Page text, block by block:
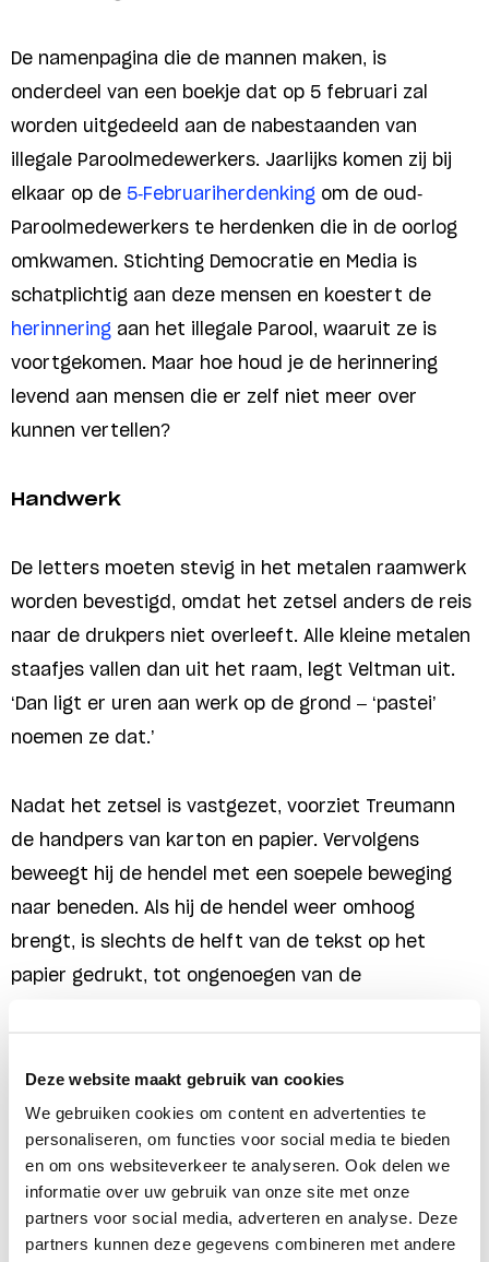
Deze website maakt gebruik van cookies
We gebruiken cookies om content en advertenties te
personaliseren, om functies voor social media te bieden
en om ons websiteverkeer te analyseren. Ook delen we
informatie over uw gebruik van onze site met onze
partners voor social media, adverteren en analyse. Deze
partners kunnen deze gegevens combineren met andere
De namenpagina die de mannen maken, is
onderdeel van een boekje dat op 5 februari zal
worden uitgedeeld aan de nabestaanden van
illegale Paroolmedewerkers. Jaarlijks komen zij bij
elkaar op de 5-Februariherdenking om de oud-
Paroolmedewerkers te herdenken die in de oorlog
omkwamen. Stichting Democratie en Media is
schatplichtig aan deze mensen en koestert de
herinnering aan het illegale Parool, waaruit ze is
voortgekomen. Maar hoe houd je de herinnering
levend aan mensen die er zelf niet meer over
kunnen vertellen?
Handwerk
De letters moeten stevig in het metalen raamwerk
worden bevestigd, omdat het zetsel anders de reis
naar de drukpers niet overleeft. Alle kleine metalen
staafjes vallen dan uit het raam, legt Veltman uit.
‘Dan ligt er uren aan werk op de grond – ‘pastei’
noemen ze dat.’
Nadat het zetsel is vastgezet, voorziet Treumann
de handpers van karton en papier. Vervolgens
beweegt hij de hendel met een soepele beweging
naar beneden. Als hij de hendel weer omhoog
brengt, is slechts de helft van de tekst op het
papier gedrukt, tot ongenoegen van de
Met hulp van de fotograaf van Het Paroolworden de
blauwgeverfde moeren van de drukpers onder
handen genomen. Ze blijken minder vastgeroest
dan gedacht. Het duurt even voordat duidelijk is
hoe de mechaniek van de F. M. Weilerin elkaar